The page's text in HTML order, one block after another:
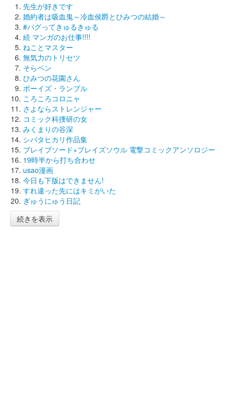
先生が好きです
婚約者は吸血鬼～冷血侯爵とひみつの結婚～
#バグってきゅるきゅる
続 マンガのお仕事!!!!
ねことマスター
無気力のトリセツ
そらペン
ひみつの花園さん
ボーイズ・ランブル
ころころコロニャ
さよならストレンジャー
コミック科捜研の女
みくまりの谷深
シバタヒカリ作品集
ブレイブソード×ブレイズソウル 電撃コミックアンソロジー
19時半から打ち合わせ
usao漫画
今日も下版はできません!
すれ違った先にはキミがいた
ぎゅうにゅう日記
続きを表示